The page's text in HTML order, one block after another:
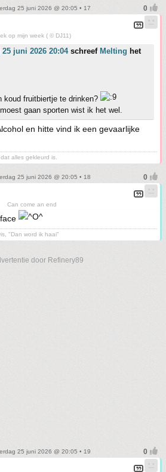
25 juni 2026 @ 20:05 • 17
op mijn week ( © DJ11)
juni 2026 20:04schreef Melting het
koud fruitbiertje te drinken?
gaan sporten wist ik het wel.
en hitte vind ik een gevaarlijke
alles gekleurd is.
25 juni 2026 @ 20:05 • 18
Can come an end
"Dan word ik haai"
door Refinery89
25 juni 2026 @ 20:05 • 19